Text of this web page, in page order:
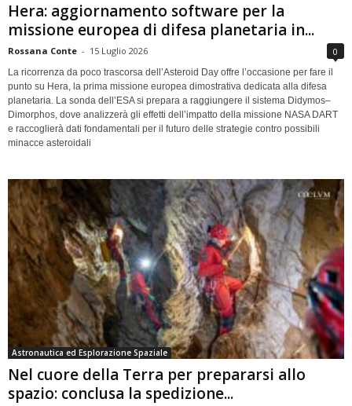
Hera: aggiornamento software per la
missione europea di difesa planetaria in...
Rossana Conte - 15 Luglio 2026 0
La ricorrenza da poco trascorsa dell’Asteroid Day offre l’occasione per fare il
punto su Hera, la prima missione europea dimostrativa dedicata alla difesa
planetaria. La sonda dell’ESA si prepara a raggiungere il sistema Didymos–
Dimorphos, dove analizzerà gli effetti dell’impatto della missione NASA DART
e raccoglierà dati fondamentali per il futuro delle strategie contro possibili
minacce asteroidali
Astronautica ed Esplorazione Spaziale
Nel cuore della Terra per prepararsi allo
spazio: conclusa la spedizione...